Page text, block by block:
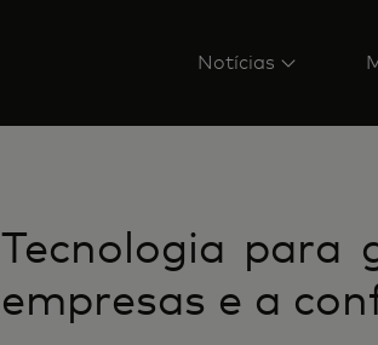
Notícias
Tecnologia para
empresas e a